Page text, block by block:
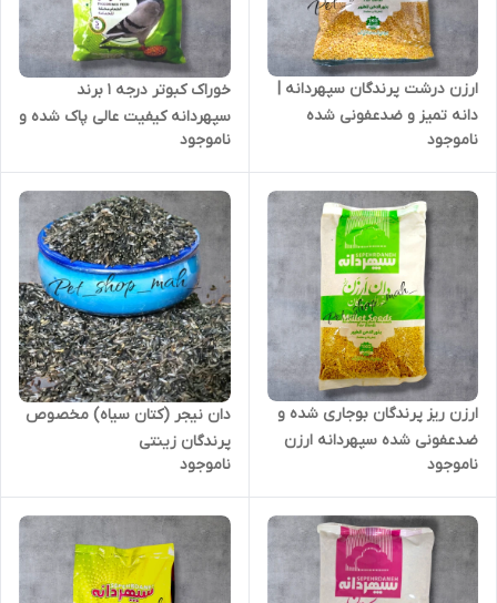
ارزن درشت پرندگان سپهردانه |
دانه تمیز و ضدعفونی شده
ناموجود
خوراک کبوتر درجه 1 برند
سپهردانه کیفیت عالی پاک شده و
ضدعفونی شده
ناموجود
ارزن ریز پرندگان بوجاری شده و
ضدعفونی شده سپهردانه ارزن
ریز اراکی
ناموجود
دان نیجر (کتان سیاه) مخصوص
پرندگان زینتی
ناموجود